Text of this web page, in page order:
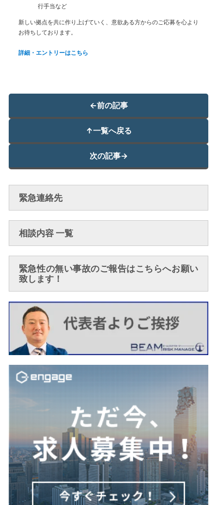
行手当など
新しい拠点を共に作り上げていく、意欲ある方からのご応募を心より
お待ちしております。
詳細・エントリーはこちら
←前の記事
↑一覧へ戻る
次の記事→
緊急連絡先
相談内容 一覧
緊急性の無い事故のご報告はこちらへお願い
致します！